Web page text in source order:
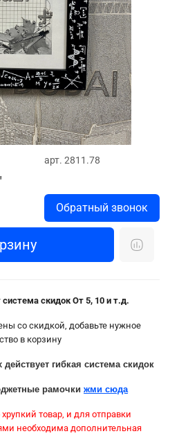
арт. 2811.78
Обратный звонок
скидок От 5, 10 и т.д.
со скидкой, добавьте нужное
в корзину
гибкая система скидок
рамочки жми сюда
товар, и для отправки
необходима дополнительная